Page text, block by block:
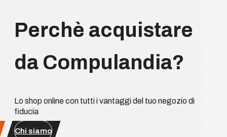
Perchè acquistare
da Compulandia?
Lo shop online con tutti i vantaggi del tuo negozio di
fiducia
Chi siamo